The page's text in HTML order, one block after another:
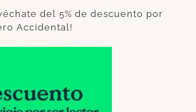
del 5% de descuento por
Accidental!